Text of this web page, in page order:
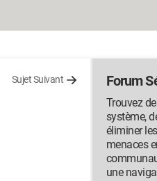
Sujet Suivant Forum
Trouvez
système,
éliminer
menaces
une